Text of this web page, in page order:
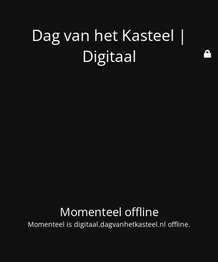
Dag van het Kasteel |
Digitaal
Momenteel offline
Momenteel is digitaal.dagvanhetkasteel.nl offline.